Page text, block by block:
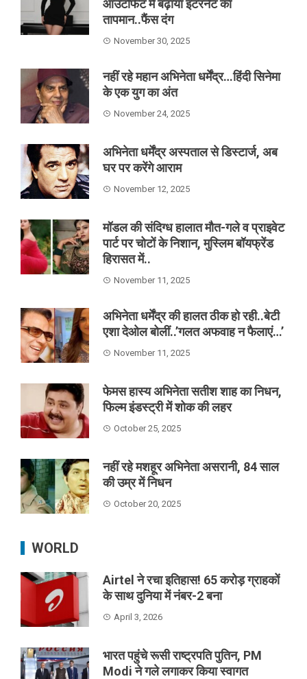
आउटफिट में बढ़ाया इंटरनेट का
तापमान..फैंस दंग
November 30, 2025
नहीं रहे महान अभिनेता धर्मेंद्र…हिंदी सिनेमा
के एक युग का अंत
November 24, 2025
अभिनेता धर्मेंद्र अस्पताल से डिस्टार्ज, अब
घर पर करेंगे आराम
November 12, 2025
मॉडल की संदिग्ध हालात मौत-गले व प्राइवेट
पार्ट पर चोटों के निशान, मुस्लिम बॉयफ्रेंड
हिरासत में..
November 11, 2025
अभिनेता धर्मेंद्र की हालत ठीक हो रही..बेटी
एशा देओल बोलीं..’गलत अफवाह न फैलाएं…’
November 11, 2025
फेमस हास्य अभिनेता सतीश शाह का निधन,
फिल्म इंडस्ट्री में शोक की लहर
October 25, 2025
नहीं रहे मशहूर अभिनेता असरानी, 84 साल
की उम्र में निधन
October 20, 2025
WORLD
Airtel ने रचा इतिहास! 65 करोड़ ग्राहकों
के साथ दुनिया में नंबर-2 बना
April 3, 2026
भारत पहुंचे रूसी राष्ट्रपति पुतिन, PM
Modi ने गले लगाकर किया स्वागत